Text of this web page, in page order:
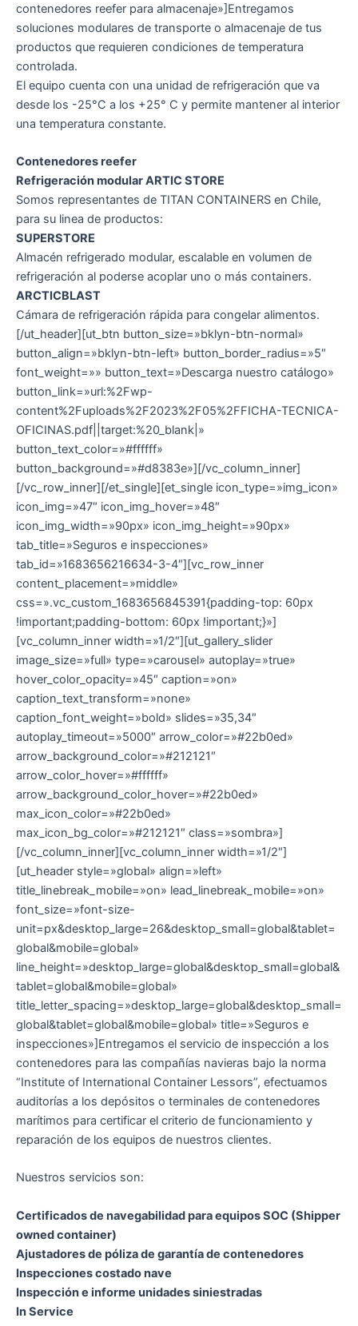
contenedores reefer para almacenaje»]Entregamos
soluciones modulares de transporte o almacenaje de tus
productos que requieren condiciones de temperatura
controlada.
El equipo cuenta con una unidad de refrigeración que va
desde los -25°C a los +25° C y permite mantener al interior
una temperatura constante.
Contenedores reefer
Refrigeración modular ARTIC STORE
Somos representantes de TITAN CONTAINERS en Chile,
para su linea de productos:
SUPERSTORE
Almacén refrigerado modular, escalable en volumen de
refrigeración al poderse acoplar uno o más containers.
ARCTICBLAST
Cámara de refrigeración rápida para congelar alimentos.
[/ut_header][ut_btn button_size=»bklyn-btn-normal»
button_align=»bklyn-btn-left» button_border_radius=»5″
font_weight=»» button_text=»Descarga nuestro catálogo»
button_link=»url:%2Fwp-
content%2Fuploads%2F2023%2F05%2FFICHA-TECNICA-
OFICINAS.pdf||target:%20_blank|»
button_text_color=»#ffffff»
button_background=»#d8383e»][/vc_column_inner]
[/vc_row_inner][/et_single][et_single icon_type=»img_icon»
icon_img=»47″ icon_img_hover=»48″
icon_img_width=»90px» icon_img_height=»90px»
tab_title=»Seguros e inspecciones»
tab_id=»1683656216634-3-4″][vc_row_inner
content_placement=»middle»
css=».vc_custom_1683656845391{padding-top: 60px
!important;padding-bottom: 60px !important;}»]
[vc_column_inner width=»1/2″][ut_gallery_slider
image_size=»full» type=»carousel» autoplay=»true»
hover_color_opacity=»45″ caption=»on»
caption_text_transform=»none»
caption_font_weight=»bold» slides=»35,34″
autoplay_timeout=»5000″ arrow_color=»#22b0ed»
arrow_background_color=»#212121″
arrow_color_hover=»#ffffff»
arrow_background_color_hover=»#22b0ed»
max_icon_color=»#22b0ed»
max_icon_bg_color=»#212121″ class=»sombra»]
[/vc_column_inner][vc_column_inner width=»1/2″]
[ut_header style=»global» align=»left»
title_linebreak_mobile=»on» lead_linebreak_mobile=»on»
font_size=»font-size-
unit=px&desktop_large=26&desktop_small=global&tablet=
global&mobile=global»
line_height=»desktop_large=global&desktop_small=global&
tablet=global&mobile=global»
title_letter_spacing=»desktop_large=global&desktop_small=
global&tablet=global&mobile=global» title=»Seguros e
inspecciones»]Entregamos el servicio de inspección a los
contenedores para las compañías navieras bajo la norma
“Institute of International Container Lessors”, efectuamos
auditorías a los depósitos o terminales de contenedores
marítimos para certificar el criterio de funcionamiento y
reparación de los equipos de nuestros clientes.
Nuestros servicios son:
Certificados de navegabilidad para equipos SOC (Shipper
owned container)
Ajustadores de póliza de garantía de contenedores
Inspecciones costado nave
Inspección e informe unidades siniestradas
In Service